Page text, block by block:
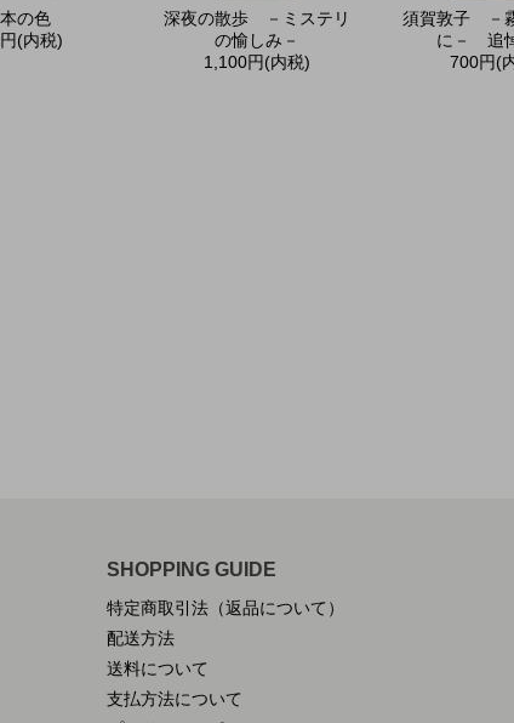
の色
(内税)
深夜の散歩 －ミステリ
の愉しみ－
1,100円(内税)
須賀敦子 －
に－ 追
700円(
SHOPPING GUIDE
特定商取引法（返品について）
配送方法
送料について
支払方法について